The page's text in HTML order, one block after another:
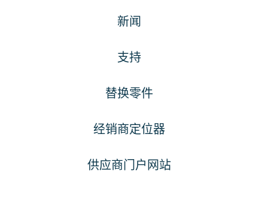
新闻
支持
替换零件
经销商定位器
供应商门户网站